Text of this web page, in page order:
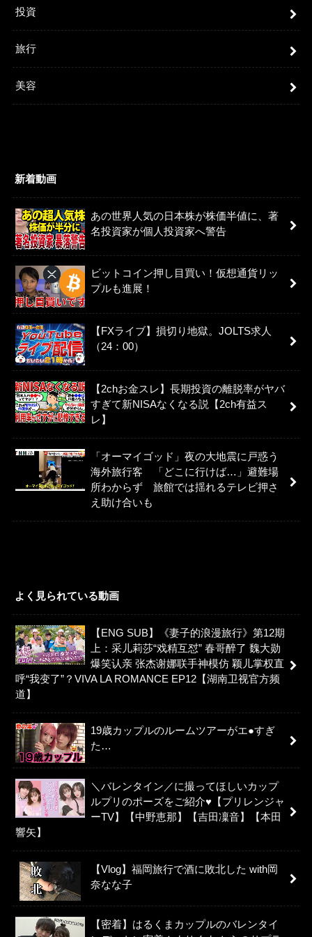
投資
旅行
美容
新着動画
あの世界人気の日本株が株価半値に、著
名投資家が個人投資家へ警告
ビットコイン押し目買い！仮想通貨リッ
プルも進展！
【FXライブ】損切り地獄。JOLTS求人
（24：00）
【2chお金スレ】長期投資の離脱率がヤバ
すぎて新NISAなくなる説【2ch有益ス
レ】
「オーマイゴッド」夜の大地震に戸惑う
海外旅行客 「どこに行けば…」避難場
所わからず 旅館では揺れるテレビ押さ
え助け合いも
よく見られている動画
【ENG SUB】《妻子的浪漫旅行》第12期
上：采儿莉莎“戏精互怼” 春哥醉了 魏大勋
爆笑认亲 张杰谢娜联手神模仿 颖儿掌权直
呼“我变了”？VIVA LA ROMANCE EP12【湖南卫视官方频
道】
19歳カップルのルームツアーがエ●すぎ
た…
＼バレンタイン／に撮ってほしいカップ
ルプリのポーズをご紹介♥【プリレンジャ
ーTV】【中野恵那】【吉田凜音】【本田
響矢】
【Vlog】福岡旅行で酒に敗北した with岡
奈なな子
【密着】はるくまカップルのバレンタイ